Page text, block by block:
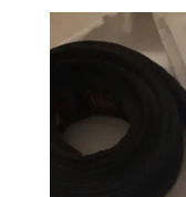
Tienda
Ofertas